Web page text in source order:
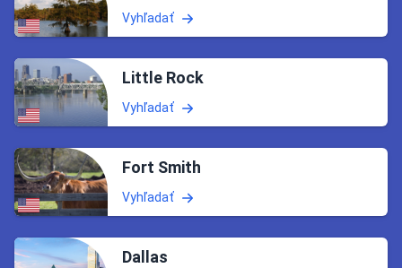
Vyhľadať
Little Rock
Vyhľadať
Fort Smith
Vyhľadať
Dallas